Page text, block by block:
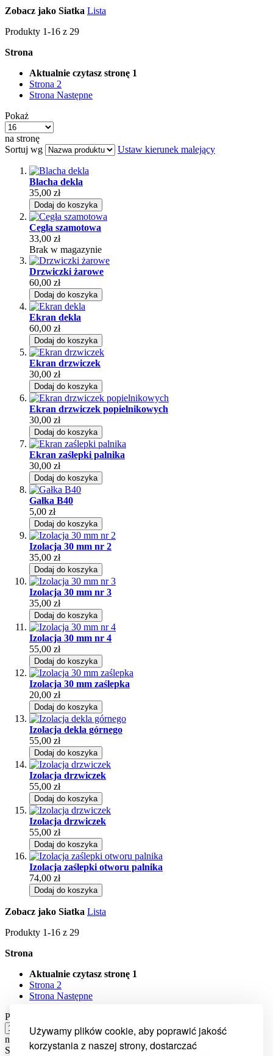
Używamy plików cookie, aby poprawić jakość
korzystania z naszej strony, dostarczać
Zobacz jako Siatka Lista
Produkty 1-16 z 29
Strona
Aktualnie czytasz stronę 1
Strona 2
Strona Następne
Pokaż
na stronę
Sortuj wg
Ustaw kierunek malejący
Blacha dekla
35,00 zł
Dodaj do koszyka
Cegła szamotowa
33,00 zł
Brak w magazynie
Drzwiczki żarowe
60,00 zł
Dodaj do koszyka
Ekran dekla
60,00 zł
Dodaj do koszyka
Ekran drzwiczek
30,00 zł
Dodaj do koszyka
Ekran drzwiczek popielnikowych
30,00 zł
Dodaj do koszyka
Ekran zaślepki palnika
30,00 zł
Dodaj do koszyka
Gałka B40
5,00 zł
Dodaj do koszyka
Izolacja 30 mm nr 2
35,00 zł
Dodaj do koszyka
Izolacja 30 mm nr 3
35,00 zł
Dodaj do koszyka
Izolacja 30 mm nr 4
55,00 zł
Dodaj do koszyka
Izolacja 30 mm zaślepka
20,00 zł
Dodaj do koszyka
Izolacja dekla górnego
55,00 zł
Dodaj do koszyka
Izolacja drzwiczek
55,00 zł
Dodaj do koszyka
Izolacja drzwiczek
55,00 zł
Dodaj do koszyka
Izolacja zaślepki otworu palnika
74,00 zł
Dodaj do koszyka
Zobacz jako Siatka Lista
Produkty 1-16 z 29
Strona
Aktualnie czytasz stronę 1
Strona 2
Strona Następne
Pokaż
na stronę
Sortuj wg
Ustaw kierunek malejący